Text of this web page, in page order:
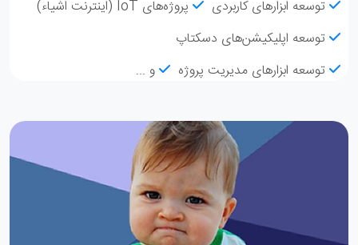
توسعه ابزارهای کاربردی
پروژه‌های IoT (اینترنت اشیاء)
توسعه اپلیکیشن‌های دسکتاپ
توسعه ابزارهای مدیریت پروژه
و ...